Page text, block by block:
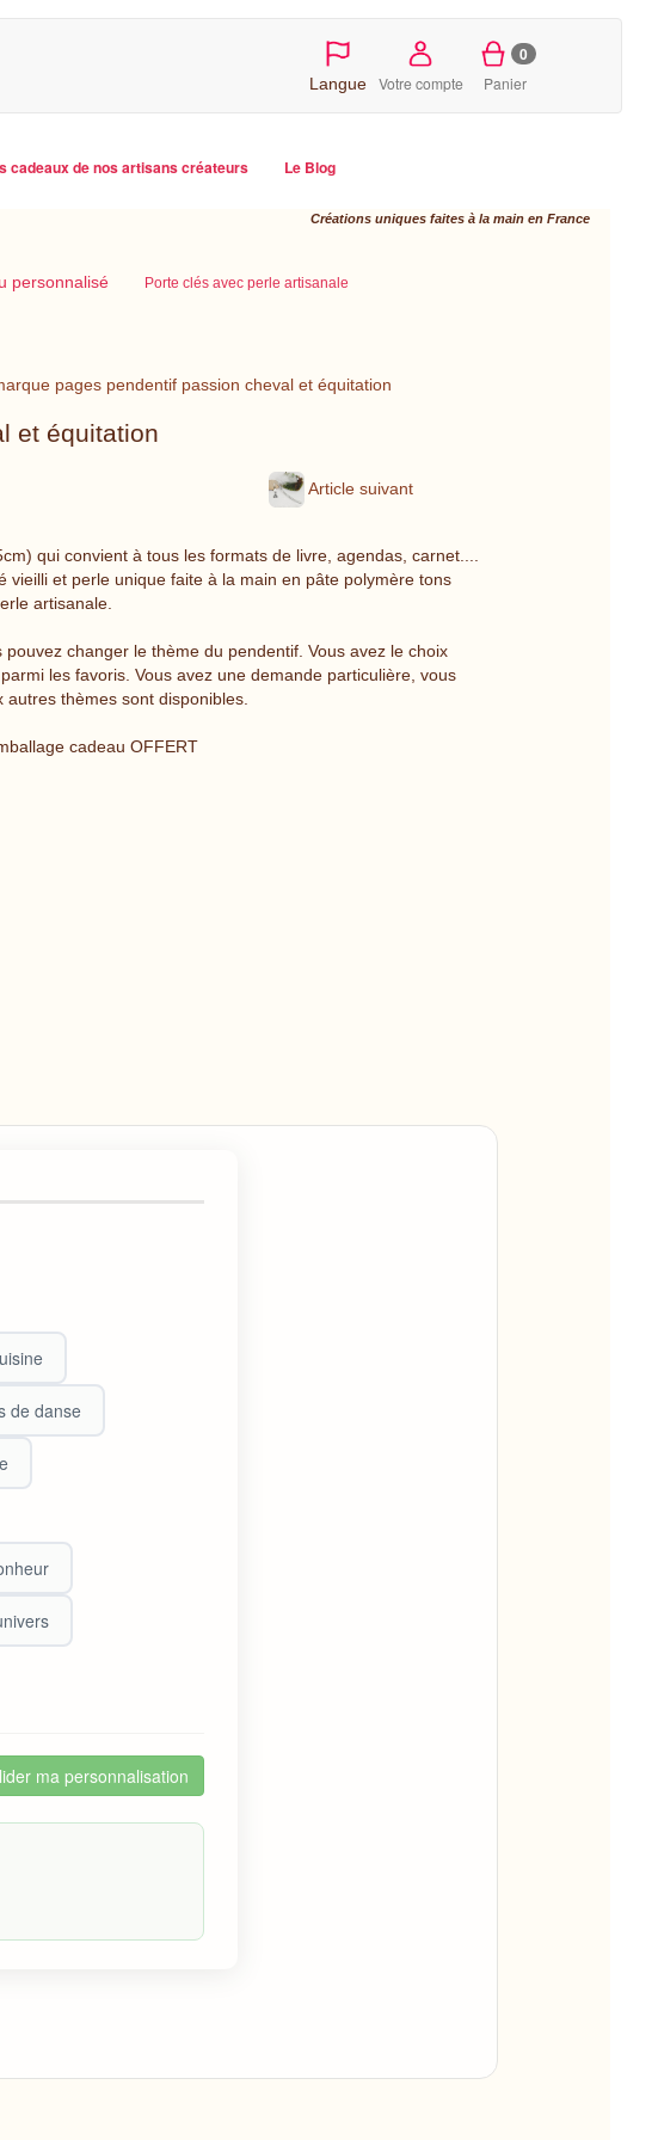
Langue Votre compte
0
Panier
cadeaux de nos artisans créateurs Le Blog
Créations uniques faites à la main en France
personnalisé Porte clés avec perle artisanale
pages pendentif passion cheval et équitation
et équitation
Article suivant
qui convient à tous les formats de livre, agendas, carnet....
vieilli et perle unique faite à la main en pâte polymère tons
artisanale.
changer le thème du pendentif. Vous avez le choix
les favoris. Vous avez une demande particulière, vous
thèmes sont disponibles.
cadeau OFFERT
de danse
ma personnalisation